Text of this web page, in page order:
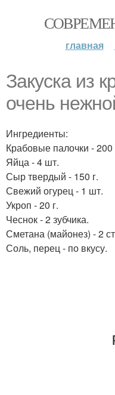
главная
Закуска из
очень
Ингредиенты:
Крабовые палочки - 200
Яйца - 4 шт.
Сыр твердый - 150 г.
Свежий огурец - 1 шт.
Укроп - 20 г.
Чеснок - 2 зубчика.
Сметана (майонез) - 2
Соль, перец - по вкусу.